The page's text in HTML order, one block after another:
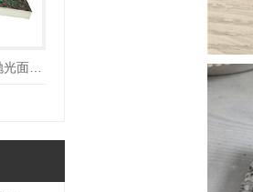
硬泡聚氨酯复合抛光面陶瓷薄板保温装饰一体板 硬泡聚氨酯复合荔枝面陶瓷薄板保温装饰一体板